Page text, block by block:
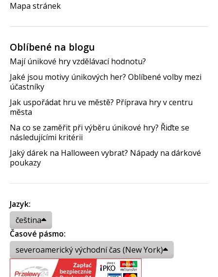
Mapa stránek
Oblíbené na blogu
Mají únikové hry vzdělávací hodnotu?
Jaké jsou motivy únikových her? Oblíbené volby mezi
účastníky
Jak uspořádat hru ve městě? Příprava hry v centru
města
Na co se zaměřit při výběru únikové hry? Řiďte se
následujícími kritérii
Jaký dárek na Halloween vybrat? Nápady na dárkové
poukazy
Jazyk:
čeština
Časové pásmo:
severoamerický východní čas (New York)